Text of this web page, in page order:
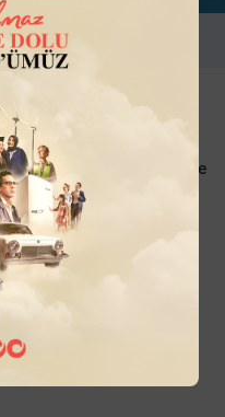
Sabri
Mayıs sayısına
Finansal Teknolojiler ile
fark yaratan ödeme
alanındaki
ve Beko 400
paylaştı.